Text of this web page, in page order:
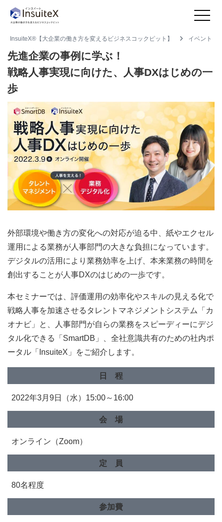
InsuiteX®【大企業の働き方を変えるビジネスコックピット】 イベント
先進企業の事例に学ぶ！
戦略人事実現に向けた、人事DXはじめの一
歩
外部環境や働き方の変化への対応が迫る中、紙やエクセル
運用による業務が人事部門の大きな負担になっています。
デジタルの活用により業務効率を上げ、本来業務の時間を
創出することが人事DXのはじめの一歩です。
本セミナーでは、評価運用の効率化やスキルの見える化で
戦略人事を加速させるタレントマネジメントシステム「カ
オナビ」と、人事部門が自らの業務をスピーディーにデジ
タル化できる「SmartDB」、全社意識共有のための社内ポ
ータル「InsuiteX」をご紹介します。
日 程
2022年3月9日（水）15:00～16:00
会 場
オンライン（Zoom）
定 員
80名程度
参加費